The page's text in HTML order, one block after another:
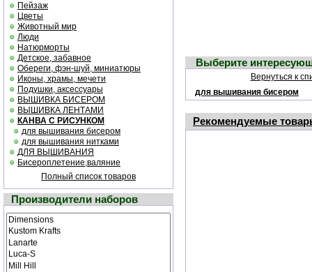
Пейзаж
Цветы
Животный мир
Люди
Натюрморты
Детское, забавное
Обереги, фэн-шуй, миниатюры
Иконы, храмы, мечети
Подушки, аксессуары
ВЫШИВКА БИСЕРОМ
ВЫШИВКА ЛЕНТАМИ
КАНВА С РИСУНКОМ
для вышивания бисером
для вышивания нитками
ДЛЯ ВЫШИВАНИЯ
Бисероплетение,валяние
Полный список товаров
Производители наборов
Выберите
Вернуться к
для вышивания бисером
Рекомендуемые